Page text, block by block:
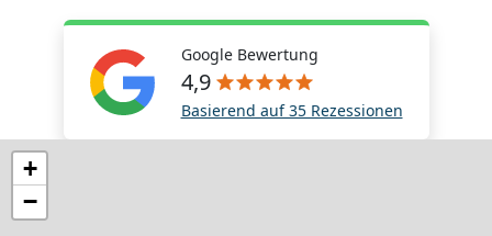
Google Bewertung
4,9
Basierend auf 35 Rezessionen
+
−